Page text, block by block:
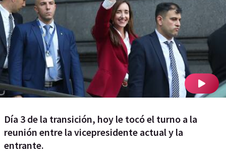
Día 3 de la transición, hoy le tocó el turno a la
reunión entre la vicepresidente actual y la
entrante.